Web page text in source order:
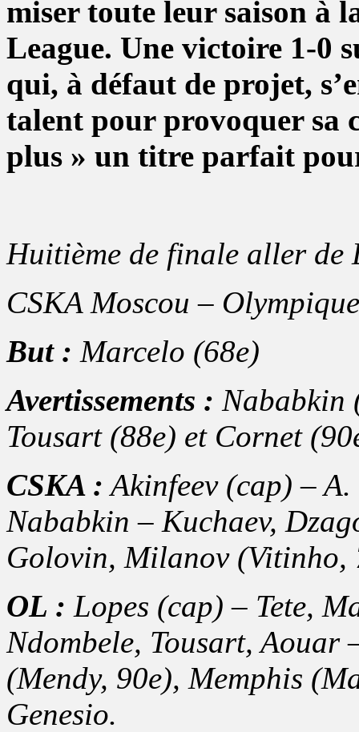
miser toute leur saison à
League. Une victoire 1-0
qui, à défaut de projet,
talent pour provoquer sa
plus » un titre parfait
Huitième de finale aller de
CSKA Moscou –
But : Marcelo (68e)
Avertissements : Nababkin
Tousart (88e) et Cornet
CSKA : Akinfeev (cap) –
Nababkin – Kuchaev,
Golovin, Milanov (Vitinho,
OL : Lopes (cap) – Tete,
Ndombele, Tousart,
(Mendy, 90e), Memphis
Genesio.